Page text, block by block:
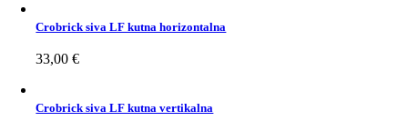
Crobrick siva LF kutna horizontalna
33,00€
Crobrick siva LF kutna vertikalna